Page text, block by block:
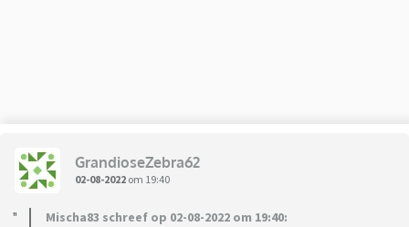
GrandioseZebra62
02-08-2022 om 19:40
Mischa83 schreef op 02-08-2022 om 19:40: